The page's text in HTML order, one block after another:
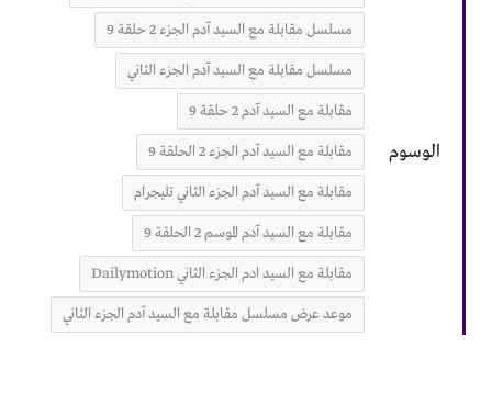
الوسوم
مسلسل مقابلة مع السيد آدم الجزء 2 حلقة 9
مسلسل مقابلة مع السيد آدم الجزء الثاني
مقابلة مع السيد آدم 2 حلقة 9
مقابلة مع السيد آدم الجزء 2 الحلقة 9
مقابلة مع السيد آدم الجزء الثاني تليجرام
مقابلة مع السيد آدم الموسم 2 الحلقة 9
مقابلة مع السيد ادم الجزء الثاني Dailymotion
موعد عرض مسلسل مقابلة مع السيد آدم الجزء الثاني